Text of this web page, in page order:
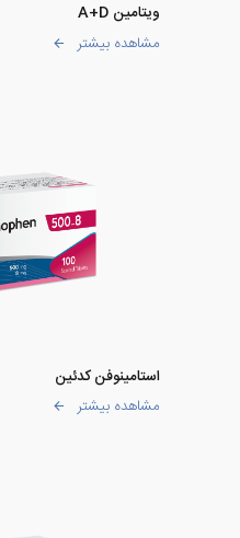
ویتامین A+D
مشاهده بیشتر
استامینوفن کدئین
مشاهده بیشتر